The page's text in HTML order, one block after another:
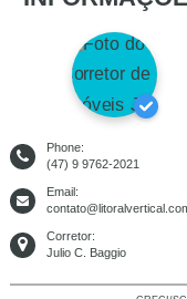
Phone:
(47) 9 9762-2021
Email:
Corretor:
Julio C. Baggio